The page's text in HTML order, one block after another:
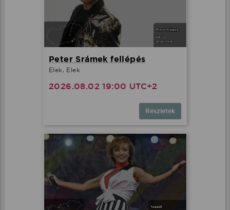
Peter Srámek fellépés
Elek, Elek
2026.08.02 19:00 UTC+2
Részletek